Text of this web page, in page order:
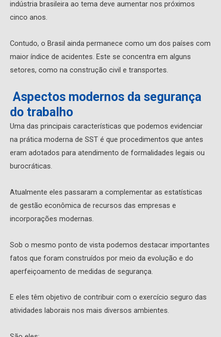
indústria brasileira ao tema deve aumentar nos próximos
cinco anos.
Contudo, o Brasil ainda permanece como um dos países com
maior índice de acidentes. Este se concentra em alguns
setores, como na construção civil e transportes.
Aspectos modernos da segurança
do trabalho
Uma das principais características que podemos evidenciar
na prática moderna de SST é que procedimentos que antes
eram adotados para atendimento de formalidades legais ou
burocráticas.
Atualmente eles passaram a complementar as estatísticas
de gestão econômica de recursos das empresas e
incorporações modernas.
Sob o mesmo ponto de vista podemos destacar importantes
fatos que foram construídos por meio da evolução e do
aperfeiçoamento de medidas de segurança.
E eles têm objetivo de contribuir com o exercício seguro das
atividades laborais nos mais diversos ambientes.